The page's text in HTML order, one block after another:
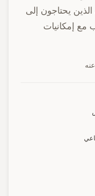
يحتاجون إلى
مع إمكانيات